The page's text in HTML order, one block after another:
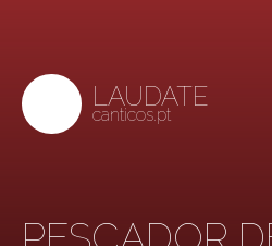
LAUDATE
canticos.pt